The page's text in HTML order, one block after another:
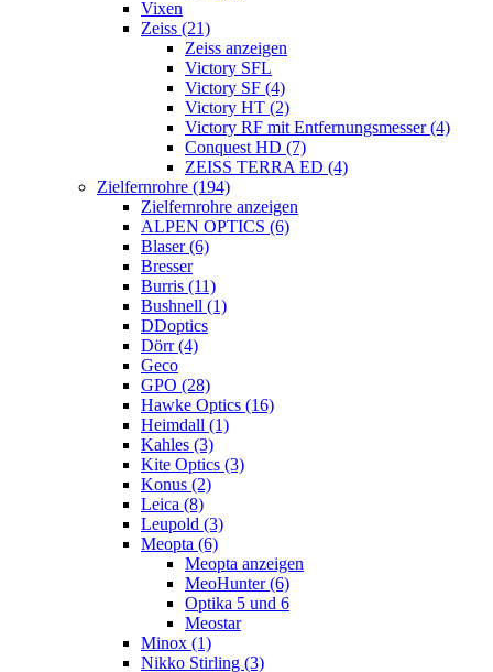
Vixen
Zeiss (21)
Zeiss anzeigen
Victory SFL
Victory SF (4)
Victory HT (2)
Victory RF mit Entfernungsmesser (4)
Conquest HD (7)
ZEISS TERRA ED (4)
Zielfernrohre (194)
Zielfernrohre anzeigen
ALPEN OPTICS (6)
Blaser (6)
Bresser
Burris (11)
Bushnell (1)
DDoptics
Dörr (4)
Geco
GPO (28)
Hawke Optics (16)
Heimdall (1)
Kahles (3)
Kite Optics (3)
Konus (2)
Leica (8)
Leupold (3)
Meopta (6)
Meopta anzeigen
MeoHunter (6)
Optika 5 und 6
Meostar
Minox (1)
Nikko Stirling (3)